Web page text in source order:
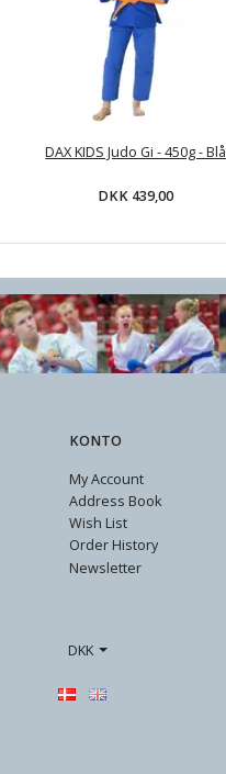
DAX KIDS Judo Gi - 450g - Blå
DKK 439,00
KONTO
My Account
Address Book
Wish List
Order History
Newsletter
DKK